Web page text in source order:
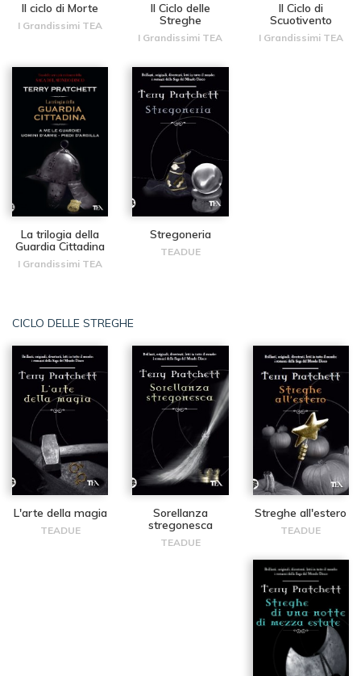
Il ciclo di Morte
I Grandissimi TEA
Il Ciclo delle
Streghe
I Grandissimi TEA
Il Ciclo di
Scuotivento
I Grandissimi TEA
La trilogia della
Guardia Cittadina
I Grandissimi TEA
Stregoneria
TEADUE
CICLO DELLE STREGHE
L'arte della magia
TEADUE
Sorellanza
stregonesca
TEADUE
Streghe all'estero
TEADUE